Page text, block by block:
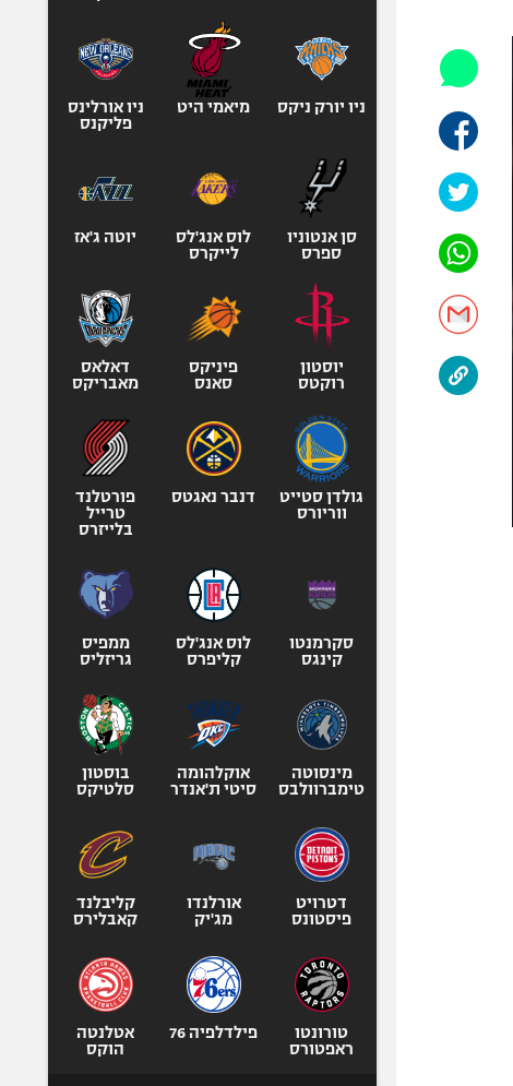
אופניים
ספורט מוטורי
כדורמים
בייסבול MLB
ספורט אתגרי
אומנויות לחימה
ניו יורק ניקס מיאמי היט
ניו אורלינס
פליקנס
סן אנטוניו
ספרס
לוס אנג'לס
לייקרס
יוטה ג'אז
יוסטון
רוקטס
פיניקס
סאנס
דאלאס
מאבריקס
גולדן סטייט
ווריורס
דנבר נאגטס
פורטלנד
טרייל
בלייזרס
סקרמנטו
קינגס
לוס אנג'לס
קליפרס
ממפיס
גריזליס
מינסוטה
טימברוולבס
אוקלהומה
סיטי ת'אנדר
בוסטון
סלטיקס
דטרויט
פיסטונס
אורלנדו
מג'יק
קליבלנד
קאבלירס
טורונטו
ראפטורס
פילדלפיה 76
אטלנטה
הוקס